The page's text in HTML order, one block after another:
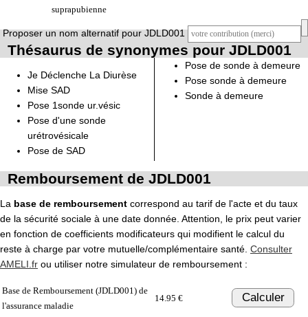
suprapubienne
Proposer un nom alternatif pour JDLD001
Thésaurus de synonymes pour JDLD001
Je Déclenche La Diurèse
Mise SAD
Pose 1sonde ur.vésic
Pose d'une sonde
urétrovésicale
Pose de SAD
Pose de sonde à demeure
Pose sonde à demeure
Sonde à demeure
Remboursement de JDLD001
La base de remboursement correspond au tarif de l'acte et du taux
de la sécurité sociale à une date donnée. Attention, le prix peut varier
en fonction de coefficients modificateurs qui modifient le calcul du
reste à charge par votre mutuelle/complémentaire santé. Consulter
AMELI.fr ou utiliser notre simulateur de remboursement :
Base de Remboursement (JDLD001) de
l'assurance maladie
14.95 € Calculer